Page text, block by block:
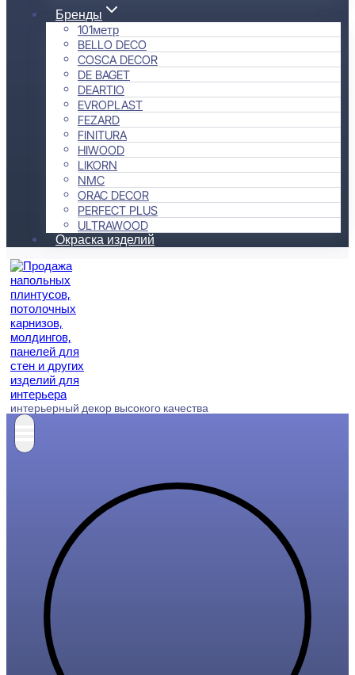
Бренды
101метр
BELLO DECO
COSCA DECOR
DE BAGET
DEARTIO
EVROPLAST
FEZARD
FINITURA
HIWOOD
LIKORN
NMC
ORAC DECOR
PERFECT PLUS
ULTRAWOOD
Окраска изделий
интерьерный декор высокого качества